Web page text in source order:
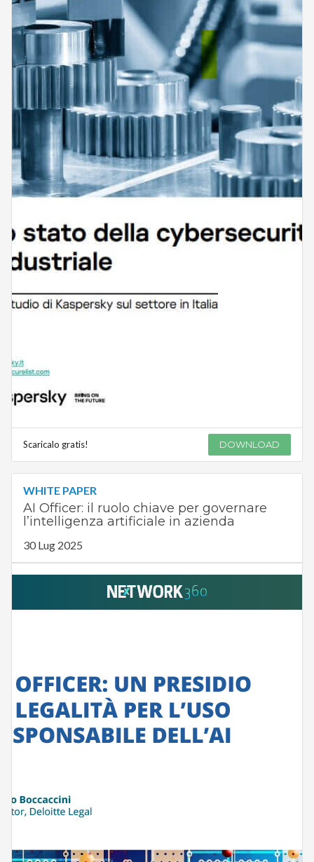
Scaricalo gratis! DOWNLOAD
WHITE PAPER
AI Officer: il ruolo chiave per governare
l’intelligenza artificiale in azienda
30 Lug 2025